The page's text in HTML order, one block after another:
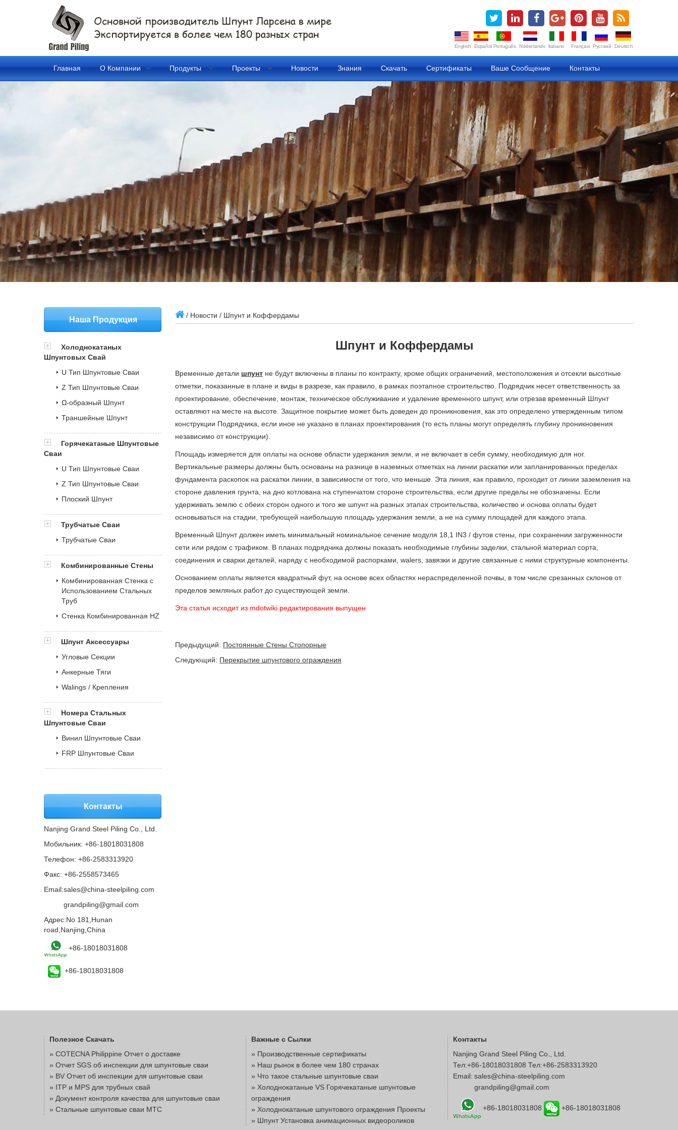
English Español Português Nederlands Italiano Français Русский Deutsch
Главная О Компании Продукты Проекты Новости Знания Скачать Сертификаты Ваше Сообщение Контакты
/ Новости / Шпунт и Коффердамы
Шпунт и Коффердамы
Временные детали шпунт не будут включены в планы по контракту, кроме общих ограничений, местоположения и отсекли высотные
отметки, показанные в плане и виды в разрезе, как правило, в рамках поэтапное строительство. Подрядчик несет ответственность за
проектирование, обеспечение, монтаж, техническое обслуживание и удаление временного шпунт, или отрезав временный Шпунт
оставляют на месте на высоте. Защитное покрытие может быть доведен до проникновения, как это определено утвержденным типом
конструкции Подрядчика, если иное не указано в планах проектирования (то есть планы могут определять глубину проникновения
независимо от конструкции).
Площадь измеряется для оплаты на основе области удержания земли, и не включает в себя сумму, необходимую для ног.
Вертикальные размеры должны быть основаны на разнице в наземных отметках на линии раскатки или запланированных пределах
фундамента раскопок на раскатки линии, в зависимости от того, что меньше. Эта линия, как правило, проходит от линии заземления на
стороне давления грунта, на дно котлована на ступенчатом стороне строительства, если другие пределы не обозначены. Если
удерживать землю с обеих сторон одного и того же шпунт на разных этапах строительства, количество и основа оплаты будет
основываться на стадии, требующей наибольшую площадь удержания земли, а не на сумму площадей для каждого этапа.
Временный Шпунт должен иметь минимальный номинальное сечение модуля 18,1 IN3 / футов стены, при сохранении загруженности
сети или рядом с трафиком. В планах подрядчика должны показать необходимые глубины заделки, стальной материал сорта,
соединения и сварки деталей, наряду с необходимой распорками, walers, завязки и другие связанные с ними структурные компоненты.
Основанием оплаты является квадратный фут, на основе всех областях нераспределенной почвы, в том числе срезанных склонов от
пределов земляных работ до существующей земли.
Эта статья исходит из mdotwiki редактирования выпущен
Предыдущий: Постоянные Стены Стопорные
Следующий: Перекрытие шпунтового ограждения
Наша Продукция
Холоднокатаных
Шпунтовых Свай
U Тип Шпунтовые Сваи
Z Тип Шпунтовые Сваи
Ω-образный Шпунт
Траншейные Шпунт
Горячекатаные Шпунтовые
Сваи
U Тип Шпунтовые Сваи
Z Тип Шпунтовые Сваи
Плоский Шпунт
Трубчатые Сваи
Трубчатые Сваи
Комбинированные Стены
Комбинированная Стенка с
Использованием Стальных
Труб
Стенка Комбинированная HZ
Шпунт Аксессуары
Угловые Секции
Анкерные Тяги
Walings / Крепления
Номера Стальных
Шпунтовые Сваи
Винил Шпунтовые Сваи
FRP Шпунтовые Сваи
Контакты
Nanjing Grand Steel Piling Co., Ltd.
Мобильник: +86-18018031808
Телефон: +86-2583313920
Факс: +86-2558573465
Email:sales@china-steelpiling.com
grandpiling@gmail.com
Адрес:No 181,Hunan
road,Nanjing,China
+86-18018031808
+86-18018031808
Полезное Скачать
» COTECNA Philippine Отчет о доставке
» Отчет SGS об инспекции для шпунтовые сваи
» BV Отчет об инспекции для шпунтовые сваи
» ITP и MPS для трубных свай
» Документ контроля качества для шпунтовые сваи
» Стальные шпунтовые сваи MTC
Важные с Сылки
» Производственные сертификаты
» Наш рынок в более чем 180 странах
» Что такое стальные шпунтовые сваи
» Холоднокатаные VS Горячекатаные шпунтовые
ограждения
» Холоднокатаные шпунтового ограждения Проекты
» Шпунт Установка анимационных видеороликов
Контакты
Nanjing Grand Steel Piling Co., Ltd.
Тел:+86-18018031808 Тел:+86-2583313920
Email: sales@china-steelpiling.com
grandpiling@gmail.com
+86-18018031808 +86-18018031808